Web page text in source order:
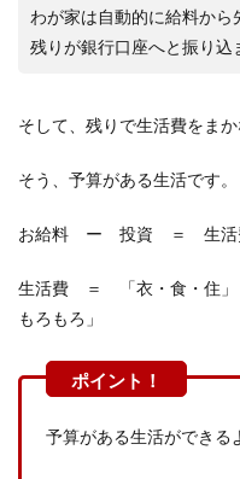
わが家は自動的に給料から
残りが銀行口座へと振り込
そして、残りで生活費をまか
そう、予算がある生活です。
お給料 ー 投資 ＝ 生活
生活費 ＝ 「衣・食・住」
もろもろ」
予算がある生活ができる